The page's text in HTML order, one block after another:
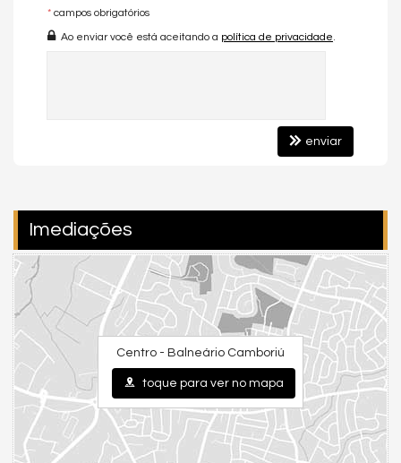
Sala de Estar
Sala de Jantar
* campos obrigatórios
Ao enviar você está aceitando a política de privacidade
enviar
Imediações
Centro - Balneário Camboriú
toque para ver no mapa